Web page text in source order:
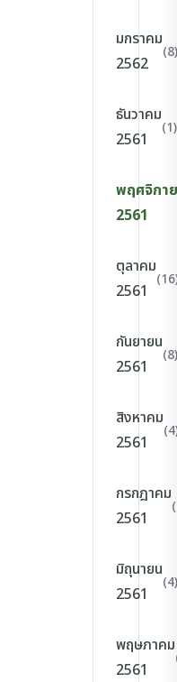
มกราคม
2562
(8)
ธันวาคม
2561
(1)
พฤศจิกา
2561
ตุลาคม
2561
กันยายน
2561
(8)
สิงหาคม
2561
กรกฎาคม
2561
มิถุนายน
2561
(4)
พฤษภาคม
2561